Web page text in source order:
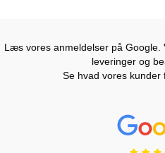
Læs vores anmeldelser på
leveringer og
Se hvad vores kunder